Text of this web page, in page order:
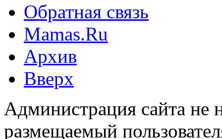
Обратная связь
Mamas.Ru
Архив
Вверх
Администрация сайта не
размещаемый